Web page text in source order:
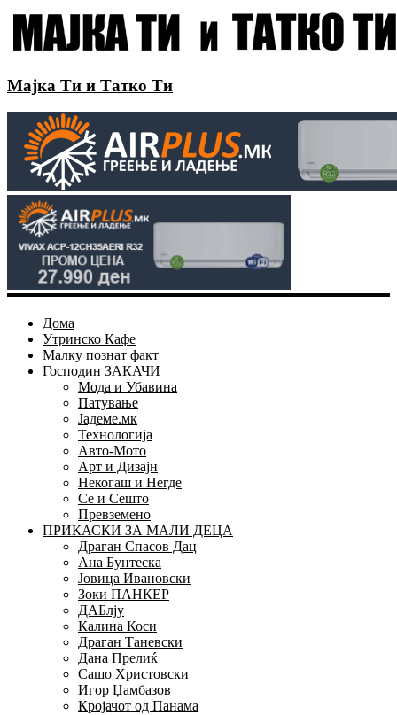
Мајка Ти и Татко Ти
Дома
Утринско Кафе
Малку познат факт
Господин ЗАКАЧИ
Мода и Убавина
Патување
Јадеме.мк
Технологија
Авто-Мото
Арт и Дизајн
Некогаш и Негде
Се и Сешто
Превземено
ПРИКАСКИ ЗА МАЛИ ДЕЦА
Драган Спасов Дац
Ана Бунтеска
Јовица Ивановски
Зоки ПАНКЕР
ДАБлју
Калина Коси
Драган Таневски
Дана Прелиќ
Сашо Христовски
Игор Џамбазов
Кројачот од Панама